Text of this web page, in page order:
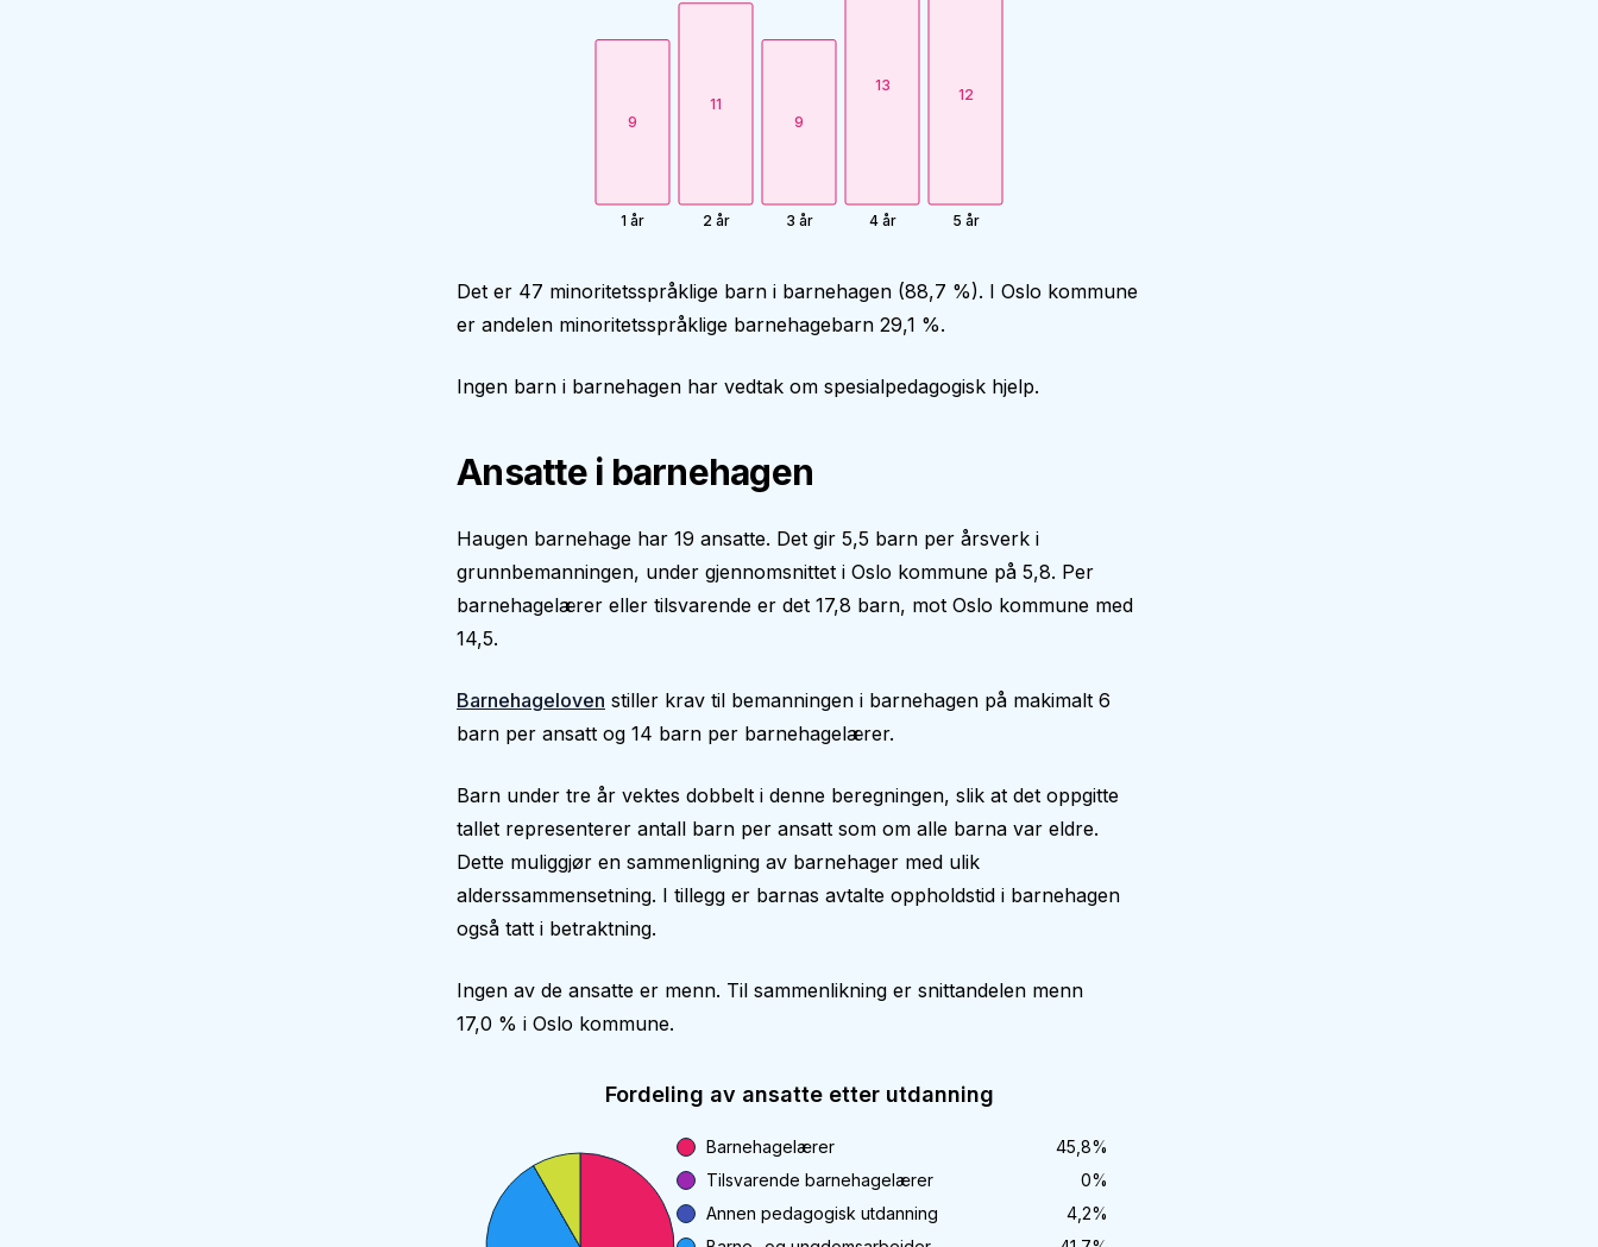
9
1 år
11
2 år
9
3 år
13
4 år
12
5 år
Det er 47 minoritetsspråklige barn i barnehagen (88,7 %). I Oslo kommune
er andelen minoritetsspråklige barnehagebarn 29,1 %.
Ingen barn i barnehagen har vedtak om spesialpedagogisk hjelp.
Ansatte i barnehagen
Haugen barnehage har 19 ansatte. Det gir 5,5 barn per årsverk i
grunnbemanningen, under gjennomsnittet i Oslo kommune på 5,8. Per
barnehagelærer eller tilsvarende er det 17,8 barn, mot Oslo kommune med
14,5.
Barnehageloven stiller krav til bemanningen i barnehagen på makimalt 6
barn per ansatt og 14 barn per barnehagelærer.
Barn under tre år vektes dobbelt i denne beregningen, slik at det oppgitte
tallet representerer antall barn per ansatt som om alle barna var eldre.
Dette muliggjør en sammenligning av barnehager med ulik
alderssammensetning. I tillegg er barnas avtalte oppholdstid i barnehagen
også tatt i betraktning.
Ingen av de ansatte er menn. Til sammenlikning er snittandelen menn
17,0 % i Oslo kommune.
Fordeling av ansatte etter utdanning
Barnehagelærer 45,8%
Tilsvarende barnehagelærer
0%
Annen pedagogisk utdanning
4,2%